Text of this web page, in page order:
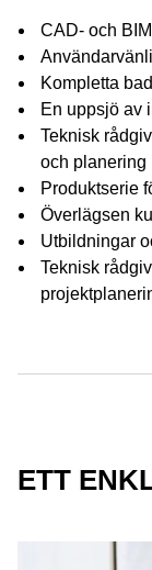
CAD- och
Kompletta
En uppsjö av
Teknisk
och planering
Produktserie
Överlägsen
Utbildningar
Teknisk
ETT